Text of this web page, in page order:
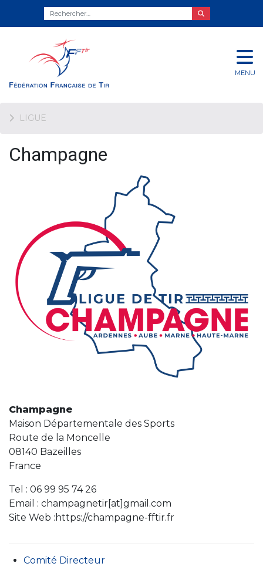
MENU
LIGUE
Champagne
Champagne
Maison Départementale des Sports
Route de la Moncelle
08140 Bazeilles
France
Tel : 06 99 95 74 26
Email : champagnetir[at]gmail.com
Site Web :https://champagne-fftir.fr
Comité Directeur